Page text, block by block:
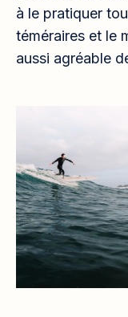
à le pratiquer
téméraires et le
aussi agréable